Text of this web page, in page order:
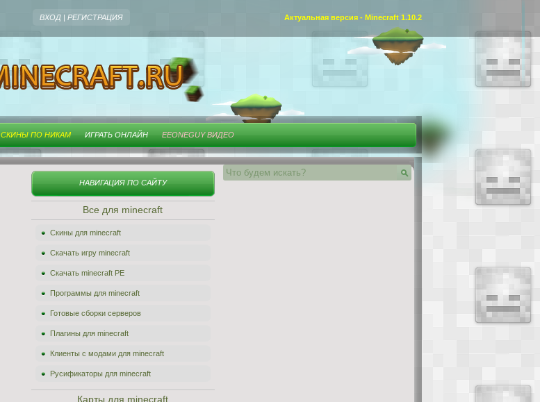
ВХОД| РЕГИСТРАЦИЯ Актуальная версия - Minecraft 1.10.2
СКИНЫ ПО НИКАМ ИГРАТЬ ОНЛАЙН EEONEGUY ВИДЕО
НАВИГАЦИЯ ПО САЙТУ
Все для minecraft
Скины для minecraft
Скачать игру minecraft
Скачать minecraft PE
Программы для minecraft
Готовые сборки серверов
Плагины для minecraft
Клиенты с модами для minecraft
Русификаторы для minecraft
Карты для minecraft